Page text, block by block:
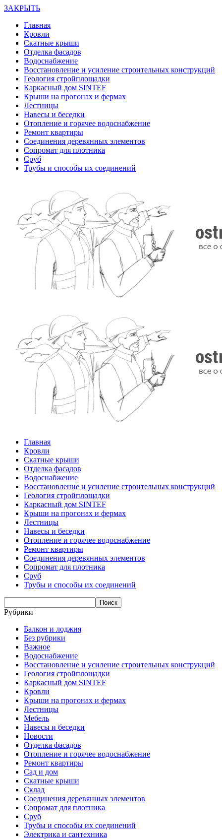
ЗАКРЫТЬ
Главная
Кровли
Скатные крыши
Отделка фасадов
Водоснабжение
Восстановление и усиление строительных конструкций
Геология стройплощадки
Каркасный дом SINTEF
Крыши на прогонах и фермах
Лестницы
Навесы и беседки
Отопление и горячее водоснабжение
Ремонт квартиры
Соединения деревянных элементов
Сопромат для плотника
Сруб
Трубы и способы их соединений
Главная
Кровли
Скатные крыши
Отделка фасадов
Водоснабжение
Восстановление и усиление строительных конструкций
Геология стройплощадки
Каркасный дом SINTEF
Крыши на прогонах и фермах
Лестницы
Навесы и беседки
Отопление и горячее водоснабжение
Ремонт квартиры
Соединения деревянных элементов
Сопромат для плотника
Сруб
Трубы и способы их соединений
Рубрики
Балкон и лоджия
Без рубрики
Важное
Водоснабжение
Восстановление и усиление строительных конструкций
Геология стройплощадки
Каркасный дом SINTEF
Кровли
Крыши на прогонах и фермах
Лестницы
Мебель
Навесы и беседки
Новости
Отделка фасадов
Отопление и горячее водоснабжение
Ремонт квартиры
Сад и дом
Скатные крыши
Склад
Соединения деревянных элементов
Сопромат для плотника
Сруб
Трубы и способы их соединений
Электрика и сантехника